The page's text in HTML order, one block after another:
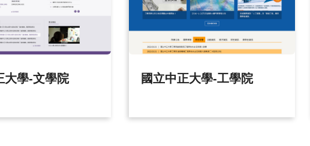
大學-文學院 國立中正大學-工學院